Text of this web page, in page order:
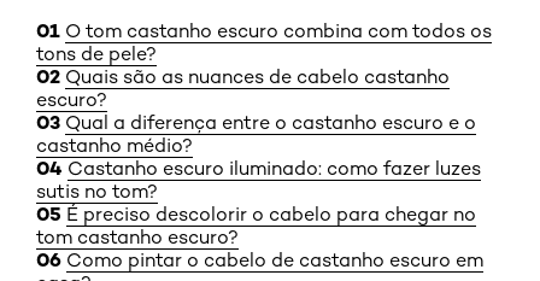
O tom castanho escuro combina com todos os
tons de pele?
Quais são as nuances de cabelo castanho
escuro?
Qual a diferença entre o castanho escuro e o
castanho médio?
Castanho escuro iluminado: como fazer luzes
sutis no tom?
É preciso descolorir o cabelo para chegar no
tom castanho escuro?
Como pintar o cabelo de castanho escuro em